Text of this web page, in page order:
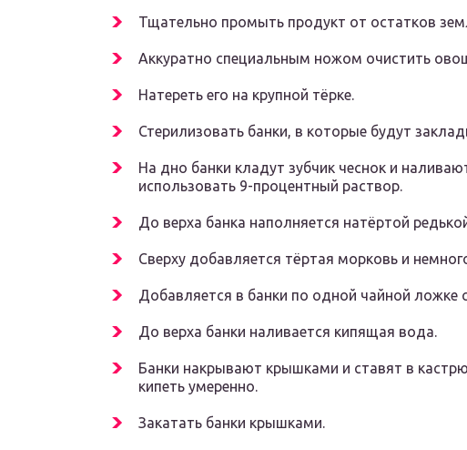
Тщательно промыть продукт от остатков
Аккуратно специальным ножом очистить
Натереть его на крупной тёрке.
Стерилизовать банки, в которые будут
На дно банки кладут зубчик чеснок и
использовать 9-процентный раствор.
До верха банка наполняется натёртой
Сверху добавляется тёртая морковь и
Добавляется в банки по одной чайной ложке
До верха банки наливается кипящая вода.
Банки накрывают крышками и ставят в
кипеть умеренно.
Закатать банки крышками.